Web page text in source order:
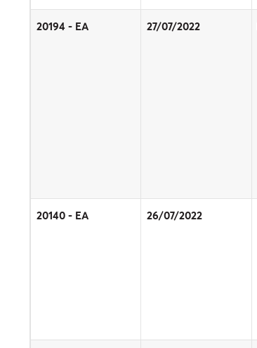
20194 - EΑ 27/07/2022
20140 - EΑ 26/07/2022